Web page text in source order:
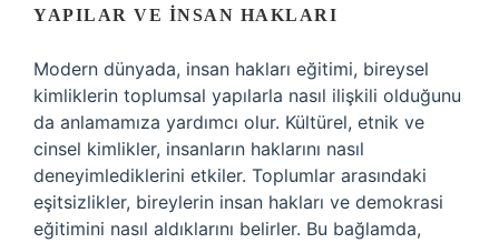
YAPILAR VE İNSAN HAKLARI
Modern dünyada, insan hakları eğitimi, bireysel
kimliklerin toplumsal yapılarla nasıl ilişkili olduğunu
da anlamamıza yardımcı olur. Kültürel, etnik ve
cinsel kimlikler, insanların haklarını nasıl
deneyimlediklerini etkiler. Toplumlar arasındaki
eşitsizlikler, bireylerin insan hakları ve demokrasi
eğitimini nasıl aldıklarını belirler. Bu bağlamda,